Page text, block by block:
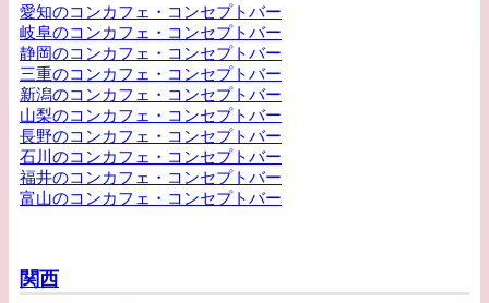
愛知のコンカフェ・コンセプトバー
岐阜のコンカフェ・コンセプトバー
静岡のコンカフェ・コンセプトバー
三重のコンカフェ・コンセプトバー
新潟のコンカフェ・コンセプトバー
山梨のコンカフェ・コンセプトバー
長野のコンカフェ・コンセプトバー
石川のコンカフェ・コンセプトバー
福井のコンカフェ・コンセプトバー
富山のコンカフェ・コンセプトバー
関西